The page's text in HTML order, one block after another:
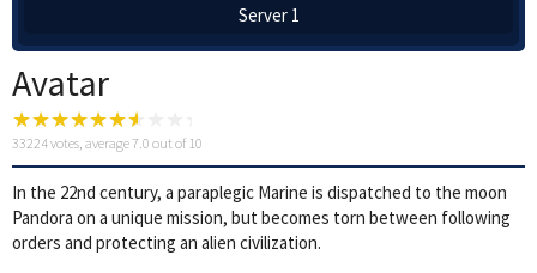
Server 1
Avatar
33224votes, average7.0 out of 10
In the 22nd century, a paraplegic Marine is dispatched to the moon
Pandora on a unique mission, but becomes torn between following
orders and protecting an alien civilization.